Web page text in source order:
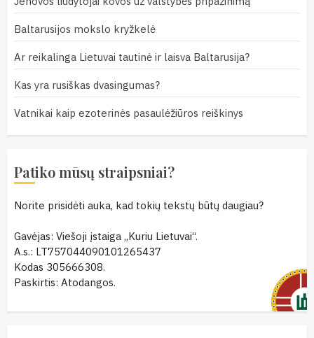
Baltarusijos mokslo kryžkelė
Ar reikalinga Lietuvai tautinė ir laisva Baltarusija?
Kas yra rusiškas dvasingumas?
Vatnikai kaip ezoterinės pasaulėžiūros reiškinys
Patiko mūsų straipsniai?
Norite prisidėti auka, kad tokių tekstų būtų daugiau?
Gavėjas: Viešoji įstaiga „Kuriu Lietuvai“.
A.s.: LT757044090101265437
Kodas 305666308.
Paskirtis: Atodangos.